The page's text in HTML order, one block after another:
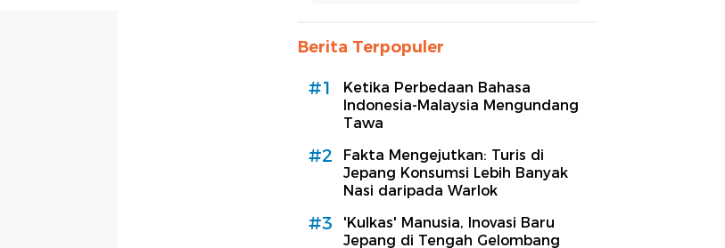
Berita Terpopuler
#1
Ketika Perbedaan Bahasa
Indonesia-Malaysia Mengundang
Tawa
#2
Fakta Mengejutkan: Turis di
Jepang Konsumsi Lebih Banyak
Nasi daripada Warlok
#3
'Kulkas' Manusia, Inovasi Baru
Jepang di Tengah Gelombang